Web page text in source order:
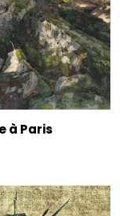
à Paris